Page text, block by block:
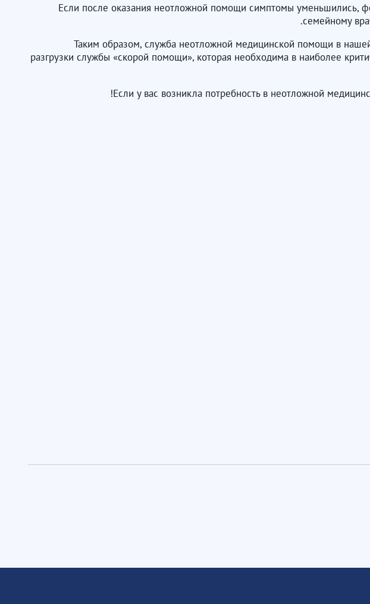
Если после оказания неотложной помощи симптомы уменьшились,
семейному
Таким образом, служба неотложной медицинской помощи в
разгрузки службы «скорой помощи», которая необходима в наиболее
Если у вас возникла потребность в неотложной